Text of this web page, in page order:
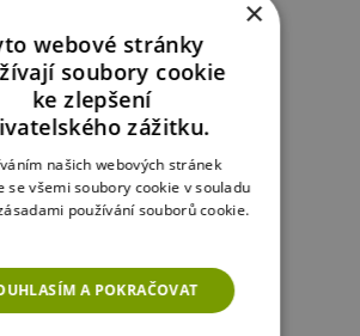
×
webové stránky
soubory cookie
ke zlepšení
zážitku.
našich webových stránek
se všemi soubory cookie v souladu
používání souborů cookie.
A POKRAČOVAT